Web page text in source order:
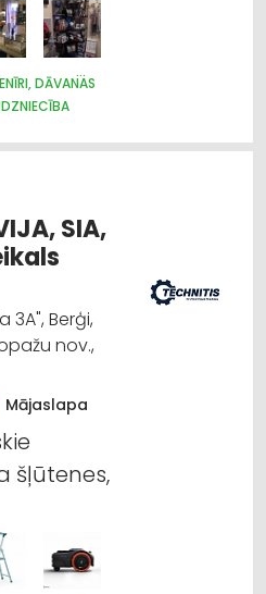
vairumtirdzniecība
un instrumenti
DĀVANAS
SIA,
3A", Berģi,
nov.,
Mājaslapa
šļūtenes,